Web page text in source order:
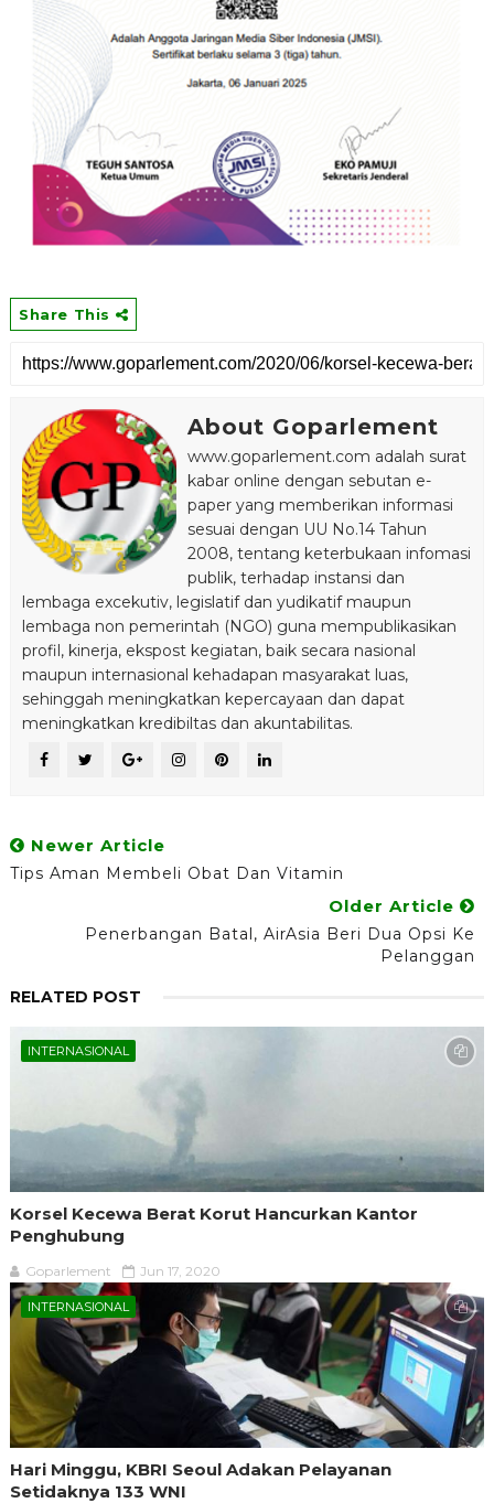
Share This
About Goparlement
www.goparlement.com adalah surat
kabar online dengan sebutan e-
paper yang memberikan informasi
sesuai dengan UU No.14 Tahun
2008, tentang keterbukaan infomasi
publik, terhadap instansi dan
lembaga excekutiv, legislatif dan yudikatif maupun
lembaga non pemerintah (NGO) guna mempublikasikan
profil, kinerja, ekspost kegiatan, baik secara nasional
maupun internasional kehadapan masyarakat luas,
sehinggah meningkatkan kepercayaan dan dapat
meningkatkan kredibiltas dan akuntabilitas.
Newer Article
Tips Aman Membeli Obat Dan Vitamin
Older Article
Penerbangan Batal, AirAsia Beri Dua Opsi Ke
Pelanggan
RELATED POST
INTERNASIONAL
Korsel Kecewa Berat Korut Hancurkan Kantor
Penghubung
Goparlement Jun 17, 2020
INTERNASIONAL
Hari Minggu, KBRI Seoul Adakan Pelayanan
Setidaknya 133 WNI